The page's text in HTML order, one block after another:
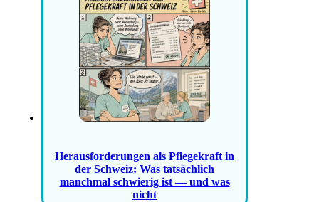
Herausforderungen als Pflegekraft in
der Schweiz: Was tatsächlich
manchmal schwierig ist — und was
nicht